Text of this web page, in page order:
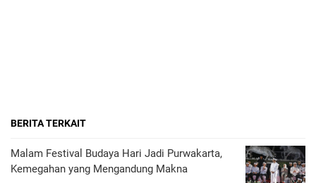
BERITA TERKAIT
Malam Festival Budaya Hari Jadi Purwakarta,
Kemegahan yang Mengandung Makna